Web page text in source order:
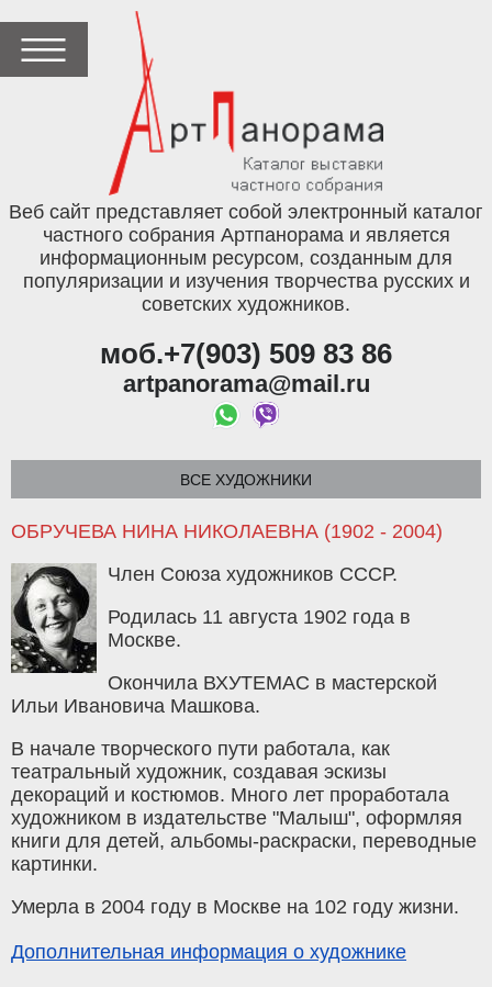
Веб сайт представляет собой электронный каталог
частного собрания Артпанорама и является
информационным ресурсом, созданным для
популяризации и изучения творчества русских и
советских художников.
моб.+7(903) 509 83 86
artpanorama@mail.ru
ВСЕ ХУДОЖНИКИ
ОБРУЧЕВА НИНА НИКОЛАЕВНА (1902 - 2004)
Член Союза художников СССР.
Родилась 11 августа 1902 года в
Москве.
Окончила ВХУТЕМАС в мастерской
Ильи Ивановича Машкова.
В начале творческого пути работала, как
театральный художник, создавая эскизы
декораций и костюмов. Много лет проработала
художником в издательстве "Малыш", оформляя
книги для детей, альбомы-раскраски, переводные
картинки.
Умерла в 2004 году в Москве на 102 году жизни.
Дополнительная информация о художнике